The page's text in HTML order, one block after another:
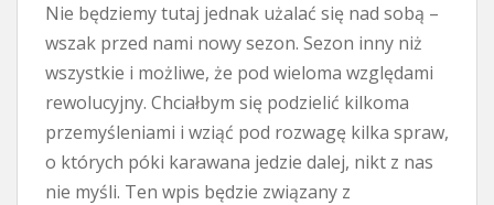
Nie będziemy tutaj jednak użalać się nad sobą –
wszak przed nami nowy sezon. Sezon inny niż
wszystkie i możliwe, że pod wieloma względami
rewolucyjny. Chciałbym się podzielić kilkoma
przemyśleniami i wziąć pod rozwagę kilka spraw,
o których póki karawana jedzie dalej, nikt z nas
nie myśli. Ten wpis będzie związany z